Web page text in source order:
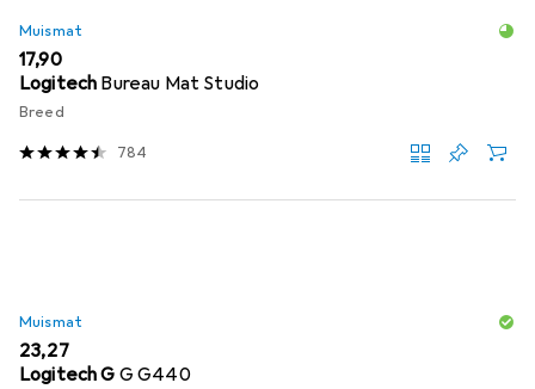
Muismat
EUR
17,90
Logitech Bureau Mat Studio
Breed
784
Muismat
EUR
23,27
Logitech G G G440